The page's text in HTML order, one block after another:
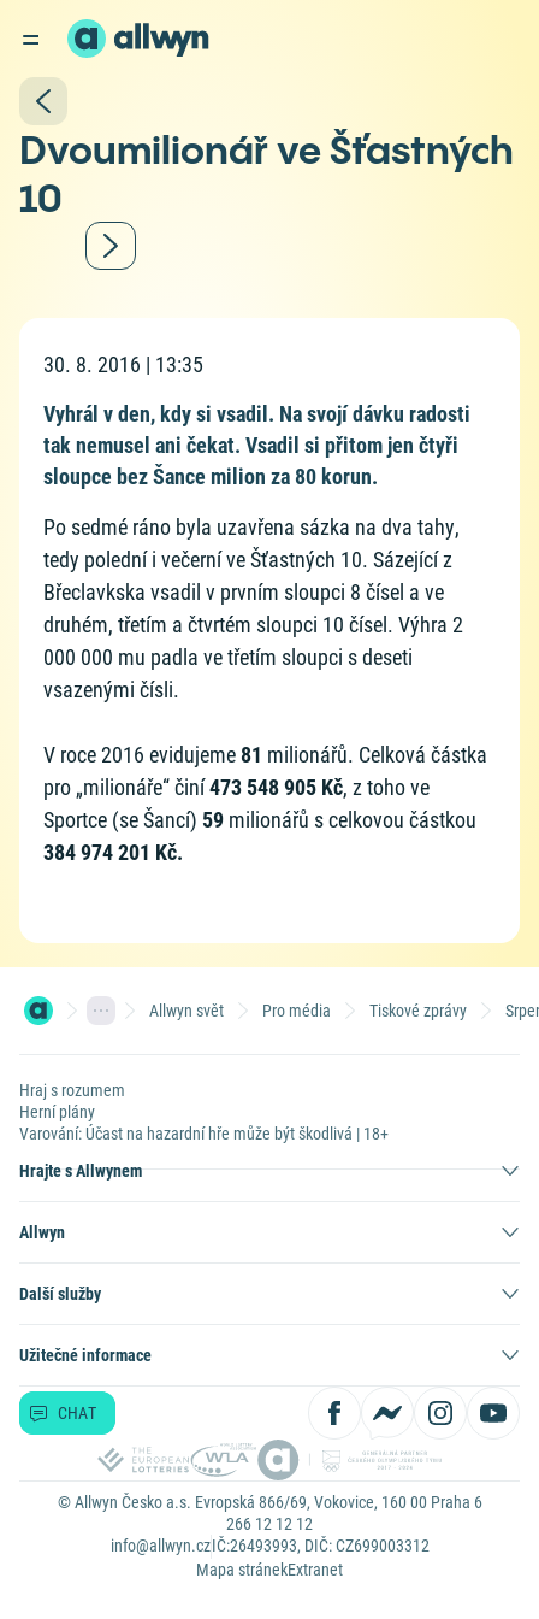
Dvoumilionář ve Šťastných
10
30. 8. 2016 | 13:35
Vyhrál v den, kdy si vsadil. Na svojí dávku radosti
tak nemusel ani čekat. Vsadil si přitom jen čtyři
sloupce bez Šance milion za 80 korun.
Po sedmé ráno byla uzavřena sázka na dva tahy,
tedy polední i večerní ve Šťastných 10. Sázející z
Břeclavkska vsadil v prvním sloupci 8 čísel a ve
druhém, třetím a čtvrtém sloupci 10 čísel. Výhra 2
000 000 mu padla ve třetím sloupci s deseti
vsazenými čísli.
V roce 2016 evidujeme 81 milionářů. Celková částka
pro „milionáře“ činí473 548 905 Kč, z toho ve
Sportce (se Šancí) 59 milionářů s celkovou částkou
384 974 201 Kč.
Allwyn svět Pro média Tiskové zprávy
Hraj s rozumem
Herní plány
Varování: Účast na hazardní hře může být škodlivá | 18+
Hrajte s Allwynem
Allwyn
Další služby
Užitečné informace
CHAT
© Allwyn Česko a.s. Evropská 866/69, Vokovice, 160 00 Praha 6
266 12 12 12
info@allwyn.czIČ:26493993, DIČ: CZ699003312
Mapa stránekExtranet